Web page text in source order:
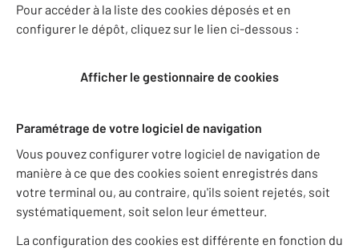
Pour accéder à la liste des cookies déposés et en
configurer le dépôt, cliquez sur le lien ci-dessous :
Afficher le gestionnaire de cookies
Paramétrage de votre logiciel de navigation
Vous pouvez configurer votre logiciel de navigation de
manière à ce que des cookies soient enregistrés dans
votre terminal ou, au contraire, qu'ils soient rejetés, soit
systématiquement, soit selon leur émetteur.
La configuration des cookies est différente en fonction du